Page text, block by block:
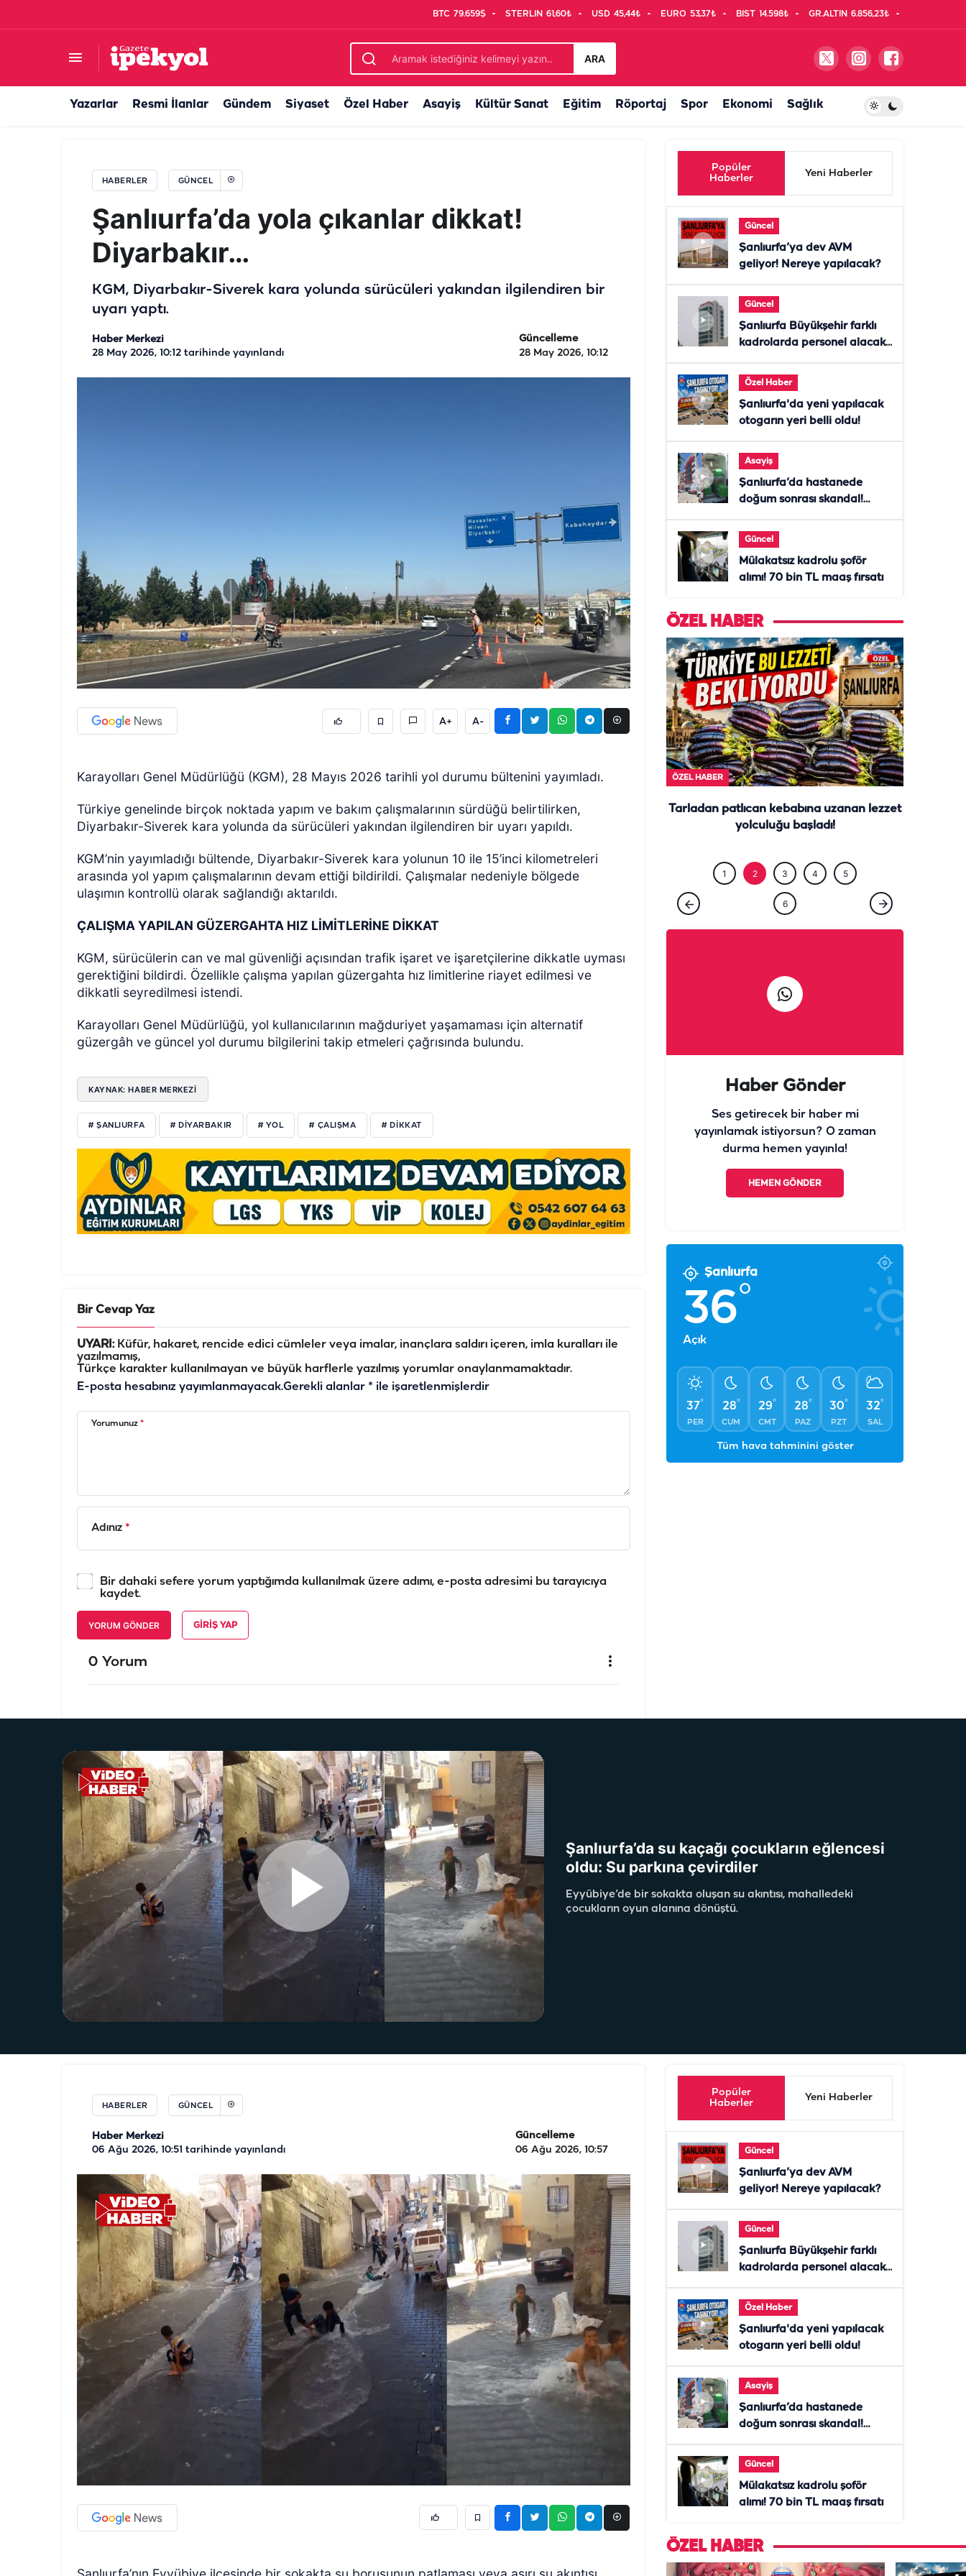
BTC 79.659$ STERLIN 61,60₺ USD 45,44₺ EURO 53,37₺ BIST 14.598₺ GR.ALTIN 6.856,23₺
ARA
Yazarlar Resmi İlanlar Gündem Siyaset Özel Haber Asayiş Kültür Sanat Eğitim Röportaj Spor Ekonomi Sağlık
HABERLER GÜNCEL
Şanlıurfa’da yola çıkanlar dikkat!
Diyarbakır…
KGM, Diyarbakır-Siverek kara yolunda sürücüleri yakından ilgilendiren bir
uyarı yaptı.
Haber Merkezi
28 May 2026, 10:12 tarihinde yayınlandı
Güncelleme
28 May 2026, 10:12
A+ A-
Karayolları Genel Müdürlüğü (KGM), 28 Mayıs 2026 tarihli yol durumu bültenini yayımladı.
Türkiye genelinde birçok noktada yapım ve bakım çalışmalarının sürdüğü belirtilirken,
Diyarbakır-Siverek kara yolunda da sürücüleri yakından ilgilendiren bir uyarı yapıldı.
KGM’nin yayımladığı bültende, Diyarbakır-Siverek kara yolunun 10 ile 15’inci kilometreleri
arasında yol yapım çalışmalarının devam ettiği bildirildi. Çalışmalar nedeniyle bölgede
ulaşımın kontrollü olarak sağlandığı aktarıldı.
ÇALIŞMA YAPILAN GÜZERGAHTA HIZ LİMİTLERİNE DİKKAT
KGM, sürücülerin can ve mal güvenliği açısından trafik işaret ve işaretçilerine dikkatle uyması
gerektiğini bildirdi. Özellikle çalışma yapılan güzergahta hız limitlerine riayet edilmesi ve
dikkatli seyredilmesi istendi.
Karayolları Genel Müdürlüğü, yol kullanıcılarının mağduriyet yaşamaması için alternatif
güzergâh ve güncel yol durumu bilgilerini takip etmeleri çağrısında bulundu.
KAYNAK: HABER MERKEZİ
# ŞANLIURFA # DİYARBAKIR # YOL # ÇALIŞMA # DİKKAT
Bir Cevap Yaz
UYARI:Küfür, hakaret, rencide edici cümleler veya imalar, inançlara saldırı içeren, imla kuralları ile
yazılmamış,
Türkçe karakter kullanılmayan ve büyük harflerle yazılmış yorumlar onaylanmamaktadır.
E-posta hesabınız yayımlanmayacak.Gerekli alanlar * ile işaretlenmişlerdir
Yorumunuz *
Adınız *
Bir dahaki sefere yorum yaptığımda kullanılmak üzere adımı, e-posta adresimi bu tarayıcıya
kaydet.
YORUM GÖNDER GIRIŞ YAP
0 Yorum
Popüler
Haberler
Yeni Haberler
Güncel
Şanlıurfa’ya dev AVM
geliyor! Nereye yapılacak?
Güncel
Şanlıurfa Büyükşehir farklı
kadrolarda personel alacak!
Özel Haber
Şanlıurfa'da yeni yapılacak
otogarın yeri belli oldu!
Asayiş
Şanlıurfa’da hastanede
doğum sonrası skandal!
Güncel
Mülakatsız kadrolu şoför
alımı! 70 bin TL maaş fırsatı
ÖZEL HABER
ÖZEL HABER ÖZEL HABER
Tarladan patlıcan kebabına uzanan lezzet
yolculuğu başladı!
1 2 3 4 5
6
Haber Gönder
Ses getirecek bir haber mi
yayınlamak istiyorsun? O zaman
durma hemen yayınla!
HEMEN GÖNDER
Şanlıurfa
36°
Açık
37°
PER
28°
CUM
29°
CMT
28°
PAZ
30°
PZT
32°
SAL
Tüm hava tahminini göster
Şanlıurfa’da su kaçağı çocukların eğlencesi
oldu: Su parkına çevirdiler
Eyyübiye’de bir sokakta oluşan su akıntısı, mahalledeki
çocukların oyun alanına dönüştü.
HABERLER GÜNCEL
Haber Merkezi
06 Ağu 2026, 10:51 tarihinde yayınlandı
Güncelleme
06 Ağu 2026, 10:57
Popüler
Haberler
Yeni Haberler
Güncel
Şanlıurfa’ya dev AVM
geliyor! Nereye yapılacak?
Güncel
Şanlıurfa Büyükşehir farklı
kadrolarda personel alacak!
Özel Haber
Şanlıurfa'da yeni yapılacak
otogarın yeri belli oldu!
Asayiş
Şanlıurfa’da hastanede
doğum sonrası skandal!
Güncel
Mülakatsız kadrolu şoför
alımı! 70 bin TL maaş fırsatı
ÖZEL HABER